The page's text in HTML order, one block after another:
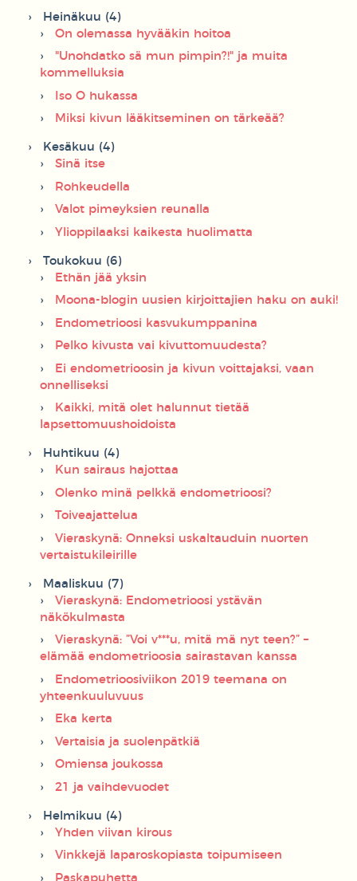
Heinäkuu (4)
On olemassa hyvääkin hoitoa
"Unohdatko sä mun pimpin?!" ja muita
kommelluksia
Iso O hukassa
Miksi kivun lääkitseminen on tärkeää?
Kesäkuu (4)
Sinä itse
Rohkeudella
Valot pimeyksien reunalla
Ylioppilaaksi kaikesta huolimatta
Toukokuu (6)
Ethän jää yksin
Moona-blogin uusien kirjoittajien haku on auki!
Endometrioosi kasvukumppanina
Pelko kivusta vai kivuttomuudesta?
Ei endometrioosin ja kivun voittajaksi, vaan
onnelliseksi
Kaikki, mitä olet halunnut tietää
lapsettomuushoidoista
Huhtikuu (4)
Kun sairaus hajottaa
Olenko minä pelkkä endometrioosi?
Toiveajattelua
Vieraskynä: Onneksi uskaltauduin nuorten
vertaistukileirille
Maaliskuu (7)
Vieraskynä: Endometrioosi ystävän
näkökulmasta
Vieraskynä: ”Voi v***u, mitä mä nyt teen?” –
elämää endometrioosia sairastavan kanssa
Endometrioosiviikon 2019 teemana on
yhteenkuuluvuus
Eka kerta
Vertaisia ja suolenpätkiä
Omiensa joukossa
21 ja vaihdevuodet
Helmikuu (4)
Yhden viivan kirous
Vinkkejä laparoskopiasta toipumiseen
Paskapuhetta